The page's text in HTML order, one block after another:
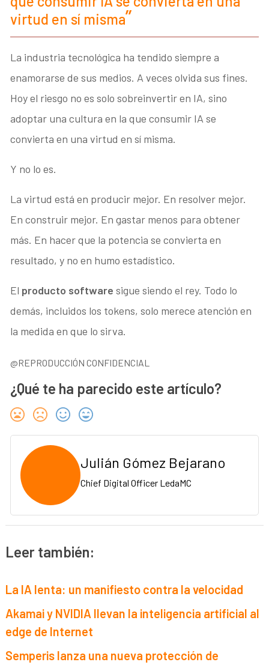
virtud en sí misma
La industria tecnológica ha tendido siempre a
enamorarse de sus medios. A veces olvida sus fines.
Hoy el riesgo no es solo sobreinvertir en IA, sino
adoptar una cultura en la que consumir IA se
convierta en una virtud en sí misma.
Y no lo es.
La virtud está en producir mejor. En resolver mejor.
En construir mejor. En gastar menos para obtener
más. En hacer que la potencia se convierta en
resultado, y no en humo estadístico.
El producto software sigue siendo el rey. Todo lo
demás, incluidos los tokens, solo merece atención en
la medida en que lo sirva.
@REPRODUCCIÓN CONFIDENCIAL
¿Qué te ha parecido este artículo?
Julián Gómez Bejarano
Chief Digital Officer LedaMC
Leer también:
La IA lenta: un manifiesto contra la velocidad
Akamai y NVIDIA llevan la inteligencia artificial al
edge de Internet
Semperis lanza una nueva protección de